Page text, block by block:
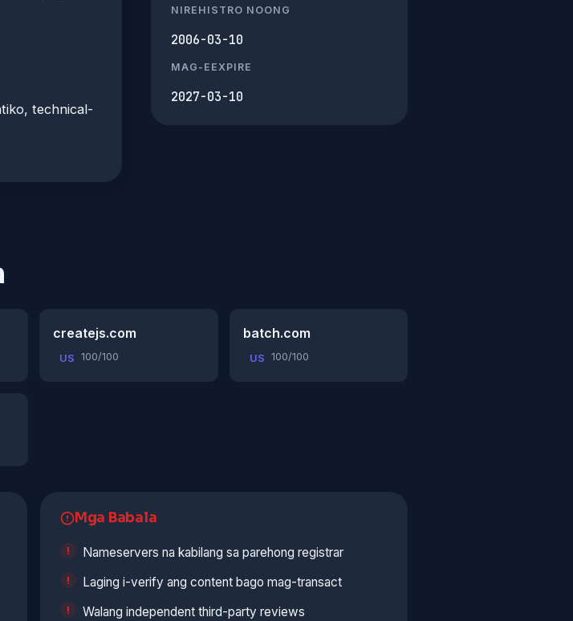
technical-
NIREHISTRO NOONG
2006-03-10
MAG-EEXPIRE
2027-03-10
createjs.com
US 100/100
batch.com
US 100/100
Mga Babala
Nameservers na kabilang sa parehong registrar
Laging i-verify ang content bago mag-transact
Walang independent third-party reviews